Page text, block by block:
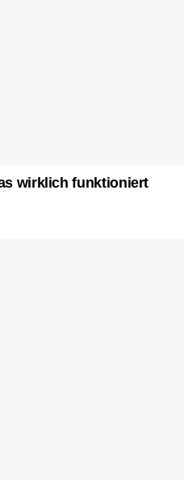
wirklich funktioniert